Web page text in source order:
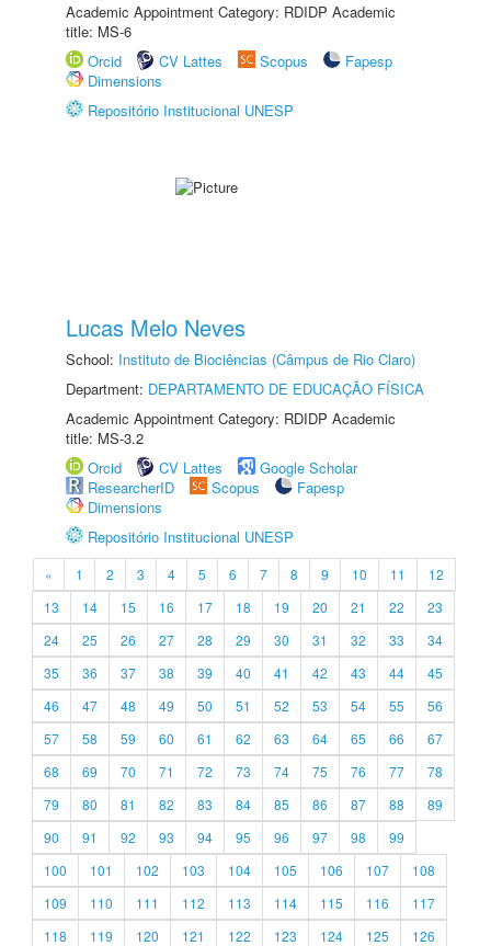
Academic Appointment Category: RDIDP Academic
title: MS-6
Orcid
CV Lattes Scopus
Fapesp
Dimensions
Repositório Institucional UNESP
Lucas Melo Neves
School: Instituto de Biociências (Câmpus de Rio Claro)
Department: DEPARTAMENTO DE EDUCAÇÃO FÍSICA
Academic Appointment Category: RDIDP Academic
title: MS-3.2
Orcid
CV Lattes
Google Scholar
ResearcherID
Scopus
Fapesp
Dimensions
Repositório Institucional UNESP
« 1 2 3 4 5 6 7 8 9 10 11
12
13
14 15 16 17 18 19 20 21 22
23
24
25 26 27 28 29 30 31 32 33
34
35
36 37 38 39 40 41 42 43 44
45
46
47 48 49 50 51 52 53 54 55
56
57
58 59 60 61 62 63 64 65 66
67
68
69 70 71 72 73 74 75 76 77
78
79
80 81 82 83 84 85 86 87 88
89
90
91 92 93 94 95 96 97 98
99
100
101 102 103 104 105 106 107
108
109
110 111 112 113 114 115 116
117
118
119 120 121 122 123 124 125
126